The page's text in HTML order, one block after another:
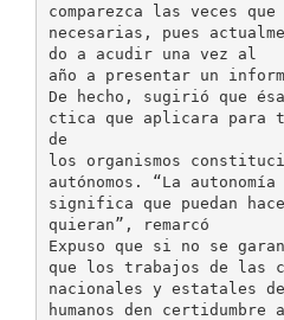
comparezca las veces que
necesarias, pues
do a acudir una vez al
año a presentar un
De hecho, sugirió que
ctica que aplicara para
de
los organismos
autónomos. “La autonomía
significa que puedan
quieran”, remarcó
Expuso que si no se
que los trabajos de las
nacionales y estatales de
humanos den certidumbre